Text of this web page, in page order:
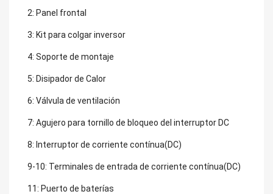
2: Panel frontal
3: Kit para colgar inversor
4: Soporte de montaje
5: Disipador de Calor
6: Válvula de ventilación
7: Agujero para tornillo de bloqueo del interruptor DC
8: Interruptor de corriente contínua(DC)
9-10: Terminales de entrada de corriente contínua(DC)
11: Puerto de baterías